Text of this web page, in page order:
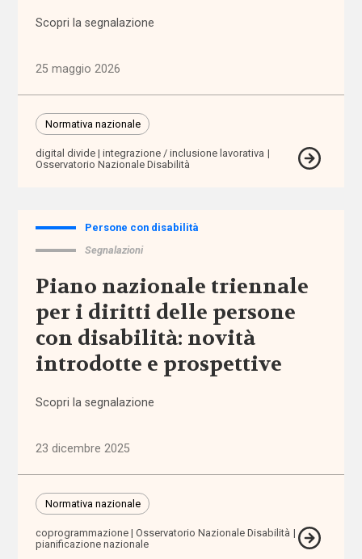
(744)
Famiglie,
infanzia e
adolescenza
(2.207)
Migrazioni
(1.071)
con
disabilità
Politiche
e governo
del welfare
(1.768)
Povertà e
Professioni
sociali
(344)
Terzo
Scopri la segnalazione
25 maggio 2026
Normativa nazionale
digital divide
integrazione / inclusione lavorativa
Osservatorio Nazionale Disabilità
Persone con disabilità
Segnalazioni
Piano nazionale triennale
per i diritti delle persone
con disabilità: novità
introdotte e prospettive
Scopri la segnalazione
23 dicembre 2025
Normativa nazionale
coprogrammazione
Osservatorio Nazionale Disabilità
pianificazione nazionale